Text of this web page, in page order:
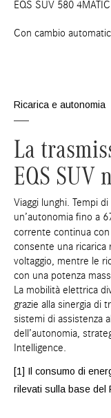
EQS SUV 580
Con cambio
Ricarica e autonomia
La
EQS SUV
Viaggi lunghi. Tempi
un’autonomia fino a
corrente continua
consente una ricarica
voltaggio, mentre le
con una potenza
La mobilità elettrica
grazie alla sinergia di
sistemi di assistenza
dell’autonomia,
Intelligence.
[1] Il consumo di
rilevati sulla base del